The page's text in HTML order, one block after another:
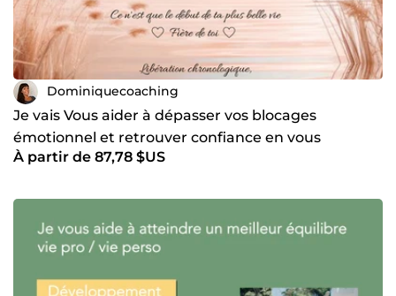
Dominiquecoaching
Je vais Vous aider à dépasser vos blocages
émotionnel et retrouver confiance en vous
À partir de 87,78 $US